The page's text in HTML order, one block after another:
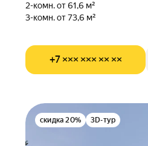
2-комн. от 61,6 м²
3-комн. от 73,6 м²
+7 ××× ××× ×× ××
скидка 20% 3D-тур